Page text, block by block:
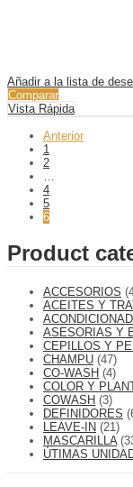
Añadir a la lista de
Comparar
Vista Rápida
Anterior
1
2
4
5
6
Product
ACCESORIOS
ACEITES Y
ASESORIAS Y
CEPILLOS Y
CHAMPU (47)
CO-WASH (4)
COLOR Y
COWASH (3)
DEFINIDORES
LEAVE-IN (21)
MASCARILLA
ÚTIMAS